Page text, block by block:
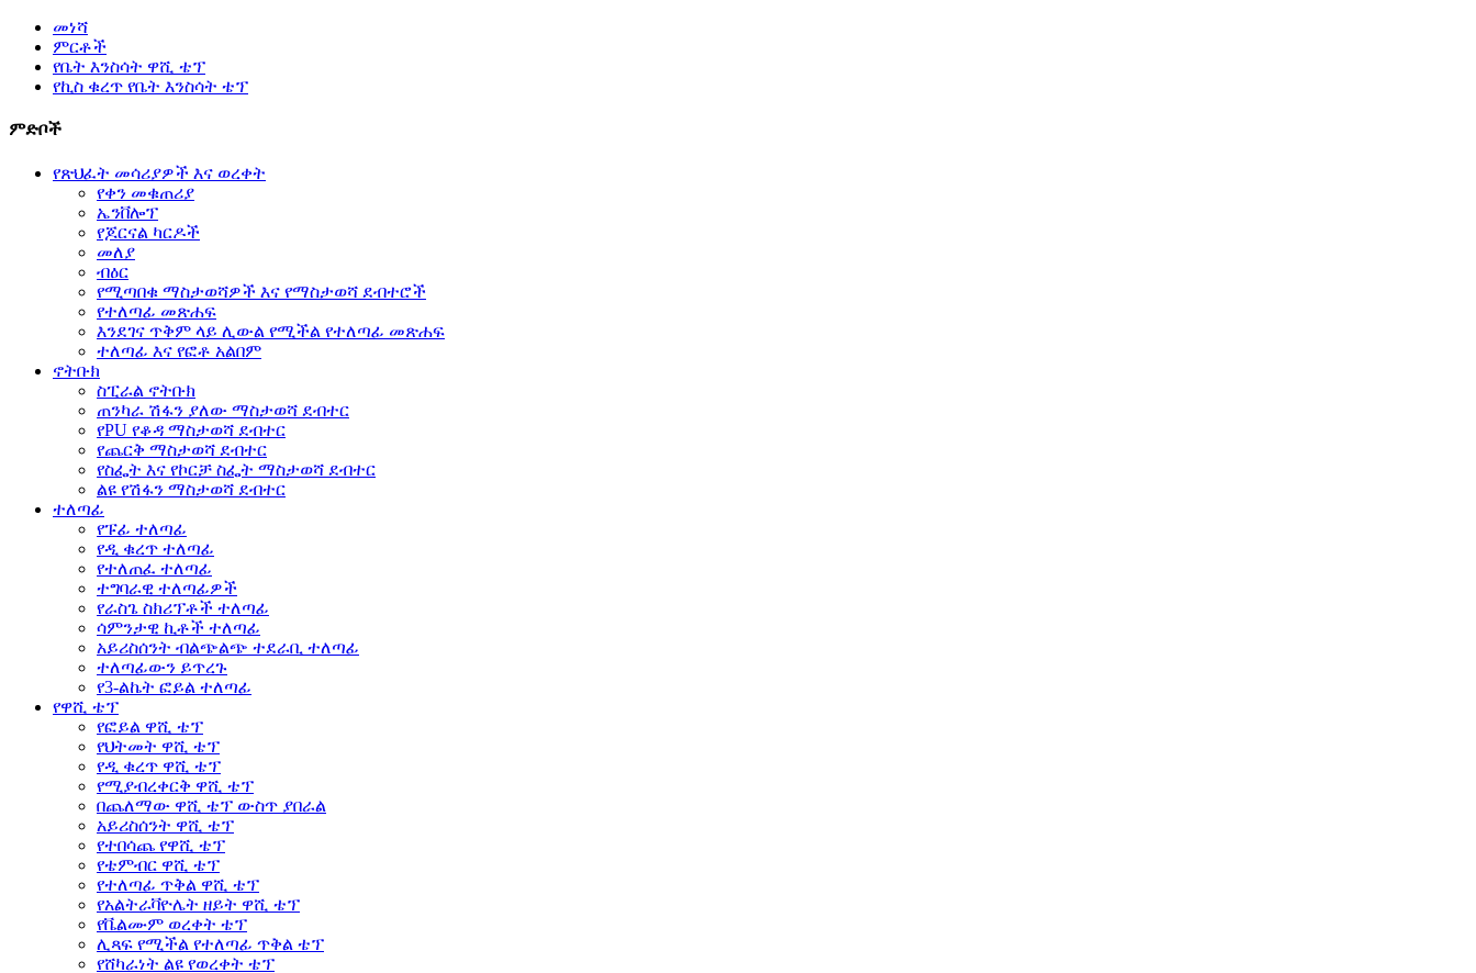
መነሻ
ምርቶች
የቤት እንስሳት ዋሺ ቴፕ
የኪስ ቁረጥ የቤት እንስሳት ቴፕ
ምድቦች
የጽህፈት መሳሪያዎች እና ወረቀት
የቀን መቁጠሪያ
ኤንቨሎፕ
የጆርናል ካርዶች
መለያ
ብዕር
የሚጣበቁ ማስታወሻዎች እና የማስታወሻ ደብተሮች
የተለጣፊ መጽሐፍ
እንደገና ጥቅም ላይ ሊውል የሚችል የተለጣፊ መጽሐፍ
ተለጣፊ እና የፎቶ አልበም
ኖትቡክ
ስፒራል ኖትቡክ
ጠንካራ ሽፋን ያለው ማስታወሻ ደብተር
የPU የቆዳ ማስታወሻ ደብተር
የጨርቅ ማስታወሻ ደብተር
የስፌት እና የኮርቻ ስፌት ማስታወሻ ደብተር
ልዩ የሽፋን ማስታወሻ ደብተር
ተለጣፊ
የፑፊ ተለጣፊ
የዲ ቁረጥ ተለጣፊ
የተለጠፈ ተለጣፊ
ተግባራዊ ተለጣፊዎች
የራስጌ ስክሪፕቶች ተለጣፊ
ሳምንታዊ ኪቶች ተለጣፊ
አይሪስሰንት ብልጭልጭ ተደራቢ ተለጣፊ
ተለጣፊውን ይጥረጉ
የ3-ልኬት ፎይል ተለጣፊ
የዋሺ ቴፕ
የፎይል ዋሺ ቴፕ
የህትመት ዋሺ ቴፕ
የዲ ቁረጥ ዋሺ ቴፕ
የሚያብረቀርቅ ዋሺ ቴፕ
በጨለማው ዋሺ ቴፕ ውስጥ ያበራል
አይሪስሰንት ዋሺ ቴፕ
የተበሳጨ የዋሺ ቴፕ
የቴምብር ዋሺ ቴፕ
የተለጣፊ ጥቅል ዋሺ ቴፕ
የአልትራቫዮሌት ዘይት ዋሺ ቴፕ
የቬልሙም ወረቀት ቴፕ
ሊጻፍ የሚችል የተለጣፊ ጥቅል ቴፕ
የሸካራነት ልዩ የወረቀት ቴፕ